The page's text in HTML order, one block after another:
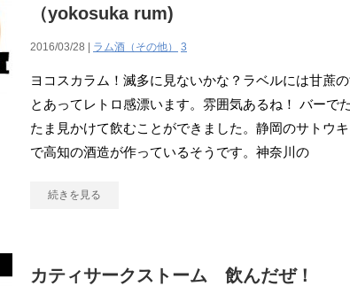
（yokosuka rum)
2016/03/28 | ラム酒（その他） 3
ヨコスカラム！滅多に見ないかな？ラベルには甘蔗
とあってレトロ感漂います。雰囲気あるね！ バーで
たま見かけて飲むことができました。静岡のサトウ
で高知の酒造が作っているそうです。神奈川の
続きを見る
カティサークストーム 飲んだぜ！